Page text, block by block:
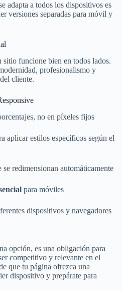
adapta a todos los dispositivos es
versiones separadas para móvil y
sitio funcione bien en todos lados.
profesionalismo y
cliente.
no en píxeles fijos
aplicar estilos específicos según el
se redimensionan automáticamente
para móviles
dispositivos y navegadores
opción, es una obligación para
competitivo y relevante en el
que tu página ofrezca una
dispositivo y prepárate para